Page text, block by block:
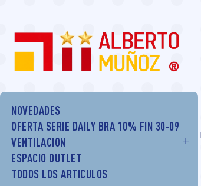
NOVEDADES
OFERTA SERIE DAILY BRA 10% FIN 30-09
VENTILACIÓN
ESPACIO OUTLET
TODOS LOS ARTICULOS